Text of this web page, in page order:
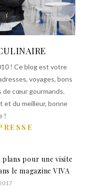
! Ce blog est votre
voyages, bons
de cœur gourmands.
et du meilleur, bonne
!
plans pour une visite
le magazine VIVA